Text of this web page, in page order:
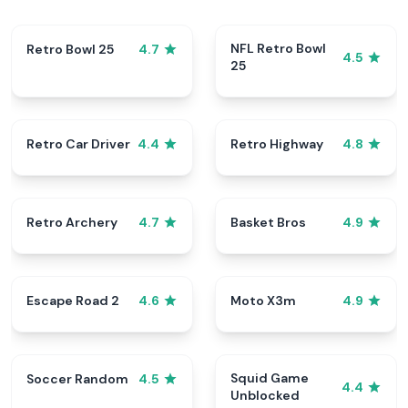
Retro Bowl 25 4.7
NFL Retro Bowl
25
4.5
Retro Car Driver 4.4 Retro Highway 4.8
Retro Archery 4.7 Basket Bros 4.9
Escape Road 2 4.6 Moto X3m 4.9
Soccer Random 4.5
Squid Game
Unblocked
4.4